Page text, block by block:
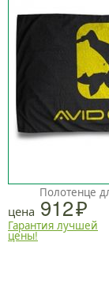
Полотенце
цена 912
Гарантия лучшей
цены!